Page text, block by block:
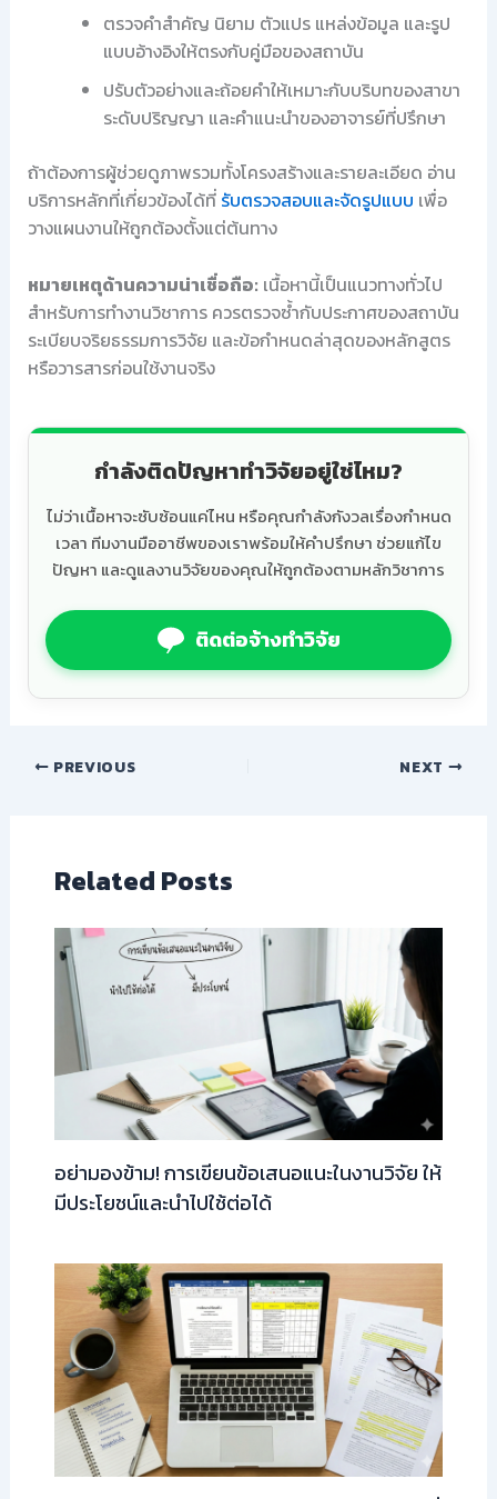
ตรวจคำสำคัญ นิยาม ตัวแปร แหล่งข้อมูล และรูป
แบบอ้างอิงให้ตรงกับคู่มือของสถาบัน
ปรับตัวอย่างและถ้อยคำให้เหมาะกับบริบทของสาขา
ระดับปริญญา และคำแนะนำของอาจารย์ที่ปรึกษา
ถ้าต้องการผู้ช่วยดูภาพรวมทั้งโครงสร้างและรายละเอียด อ่าน
บริการหลักที่เกี่ยวข้องได้ที่ รับตรวจสอบและจัดรูปแบบ เพื่อ
วางแผนงานให้ถูกต้องตั้งแต่ต้นทาง
หมายเหตุด้านความน่าเชื่อถือ: เนื้อหานี้เป็นแนวทางทั่วไป
สำหรับการทำงานวิชาการ ควรตรวจซ้ำกับประกาศของสถาบัน
ระเบียบจริยธรรมการวิจัย และข้อกำหนดล่าสุดของหลักสูตร
หรือวารสารก่อนใช้งานจริง
กำลังติดปัญหาทำวิจัยอยู่ใช่ไหม?
ไม่ว่าเนื้อหาจะซับซ้อนแค่ไหน หรือคุณกำลังกังวลเรื่องกำหนด
เวลา ทีมงานมืออาชีพของเราพร้อมให้คำปรึกษา ช่วยแก้ไข
ปัญหา และดูแลงานวิจัยของคุณให้ถูกต้องตามหลักวิชาการ
ติดต่อจ้างทำวิจัย
PREVIOUS NEXT
Related Posts
อย่ามองข้าม! การเขียนข้อเสนอแนะในงานวิจัย ให้
มีประโยชน์และนำไปใช้ต่อได้